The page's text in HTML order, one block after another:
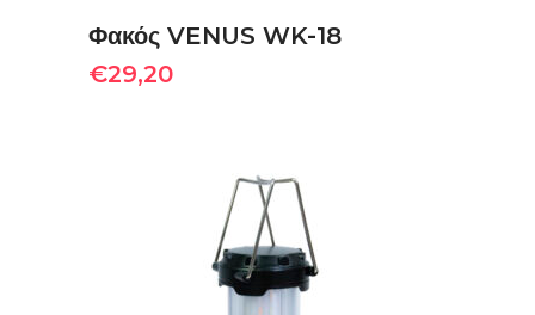
Φακός VENUS WK-18
€29,20
ΠΡΟΣΘΉΚΗ ΣΤΟ ΚΑΛΆΘΙ